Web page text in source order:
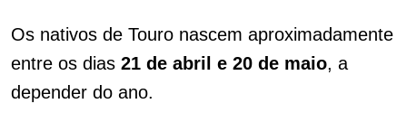
Os nativos de Touro nascem aproximadamente
entre os dias 21 de abril e 20 de maio, a
depender do ano.